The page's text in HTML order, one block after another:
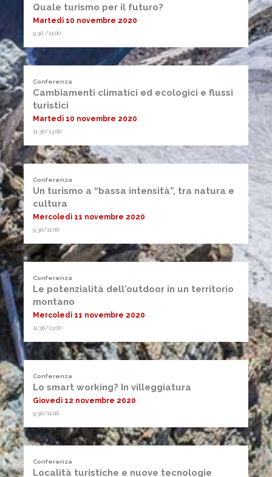
Quale turismo per il futuro?
Martedì 10 novembre 2020
9.30 /11.00
Conferenza
Cambiamenti climatici ed ecologici e flussi
turistici
Martedì 10 novembre 2020
11.30/13.00
Conferenza
Un turismo a “bassa intensità”, tra natura e
cultura
Mercoledì 11 novembre 2020
9.30/11.00
Conferenza
Le potenzialità dell'outdoor in un territorio
montano
Mercoledì 11 novembre 2020
11.30/13.00
Conferenza
Lo smart working? In villeggiatura
Giovedì 12 novembre 2020
9.30/11.00
Conferenza
Località turistiche e nuove tecnologie